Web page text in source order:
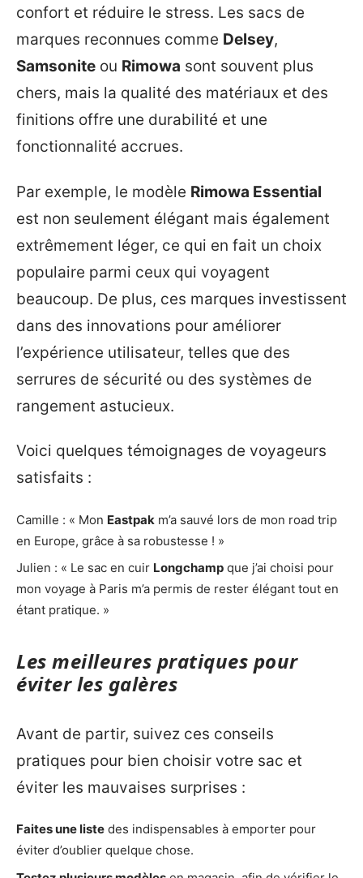
confort et réduire le stress. Les sacs de
marques reconnues comme Delsey,
Samsonite ou Rimowa sont souvent plus
chers, mais la qualité des matériaux et des
finitions offre une durabilité et une
fonctionnalité accrues.
Par exemple, le modèle Rimowa Essential
est non seulement élégant mais également
extrêmement léger, ce qui en fait un choix
populaire parmi ceux qui voyagent
beaucoup. De plus, ces marques investissent
dans des innovations pour améliorer
l’expérience utilisateur, telles que des
serrures de sécurité ou des systèmes de
rangement astucieux.
Voici quelques témoignages de voyageurs
satisfaits :
Camille : « Mon Eastpak m’a sauvé lors de mon road trip
en Europe, grâce à sa robustesse ! »
Julien : « Le sac en cuir Longchamp que j’ai choisi pour
mon voyage à Paris m’a permis de rester élégant tout en
étant pratique. »
Les meilleures pratiques pour
éviter les galères
Avant de partir, suivez ces conseils
pratiques pour bien choisir votre sac et
éviter les mauvaises surprises :
Faites une liste des indispensables à emporter pour
éviter d’oublier quelque chose.